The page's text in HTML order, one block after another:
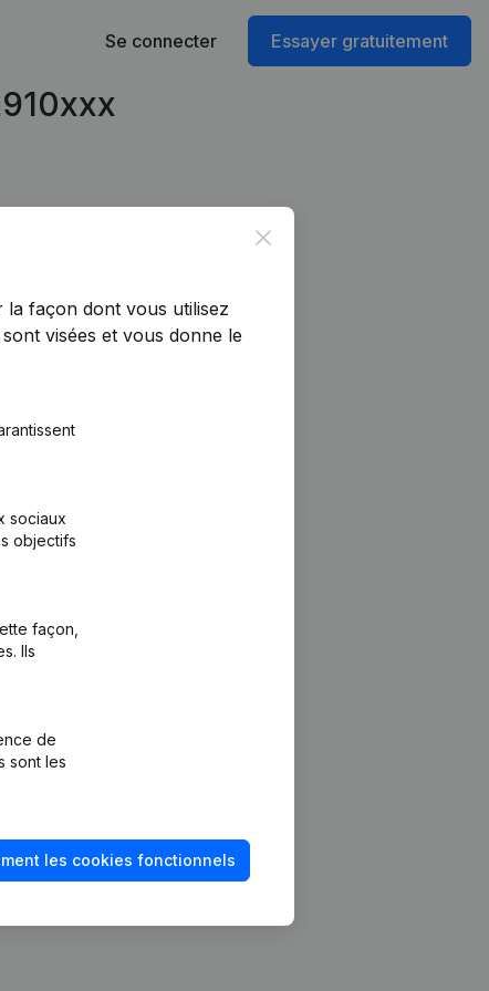
Se connecter Essayer gratuitement
Close
façon dont vous utilisez
visées et vous donne le
sociaux
objectifs
façon,
Ils
de
sont les
les cookies fonctionnels
annuels